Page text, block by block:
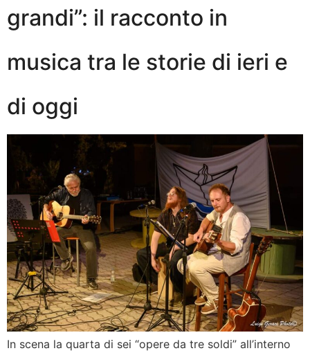
grandi”: il racconto in
musica tra le storie di ieri e
di oggi
In scena la quarta di sei “opere da tre soldi” all’interno